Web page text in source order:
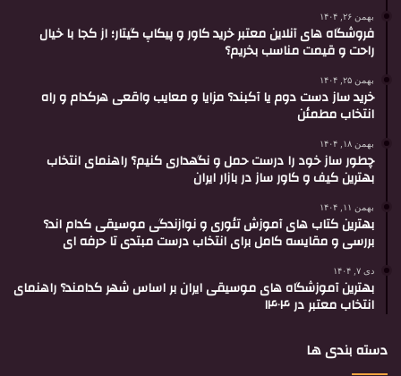
بهمن ۲۶, ۱۴۰۴
فروشگاه های آنلاین معتبر خرید کاور و پیکاپ گیتار؛ از کجا با خیال
راحت و قیمت مناسب بخریم؟
بهمن ۲۵, ۱۴۰۴
خرید ساز دست دوم یا آکبند؟ مزایا و معایب واقعی هرکدام و راه
انتخاب مطمئن
بهمن ۱۸, ۱۴۰۴
چطور ساز خود را درست حمل و نگهداری کنیم؟ راهنمای انتخاب
بهترین کیف و کاور ساز در بازار ایران
بهمن ۱۱, ۱۴۰۴
بهترین کتاب های آموزش تئوری و نوازندگی موسیقی کدام اند؟
بررسی و مقایسه کامل برای انتخاب درست مبتدی تا حرفه ای
دی ۷, ۱۴۰۴
بهترین آموزشگاه های موسیقی ایران بر اساس شهر کدامند؟ راهنمای
انتخاب معتبر در ۱۴۰۴
دسته بندی ها